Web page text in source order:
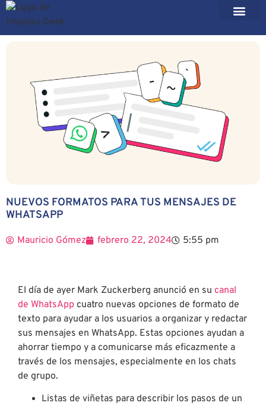
NUEVOS FORMATOS PARA TUS MENSAJES DE
WHATSAPP
Mauricio Gómez febrero 22, 2024 5:55 pm
El día de ayer Mark Zuckerberg anunció en su canal
de WhatsApp cuatro nuevas opciones de formato de
texto para ayudar a los usuarios a organizar y redactar
sus mensajes en WhatsApp. Estas opciones ayudan a
ahorrar tiempo y a comunicarse más eficazmente a
través de los mensajes, especialmente en los chats
de grupo.
Listas de viñetas para describir los pasos de un